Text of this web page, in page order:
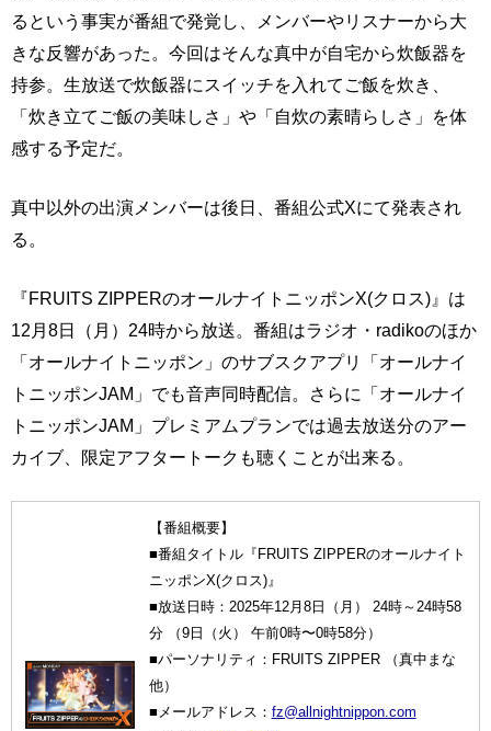
るという事実が番組で発覚し、メンバーやリスナーから大
きな反響があった。今回はそんな真中が自宅から炊飯器を
持参。生放送で炊飯器にスイッチを入れてご飯を炊き、
「炊き立てご飯の美味しさ」や「自炊の素晴らしさ」を体
感する予定だ。
真中以外の出演メンバーは後日、番組公式Xにて発表され
る。
『FRUITS ZIPPERのオールナイトニッポンX(クロス)』は
12月8日（月）24時から放送。番組はラジオ・radikoのほか
「オールナイトニッポン」のサブスクアプリ「オールナイ
トニッポンJAM」でも音声同時配信。さらに「オールナイ
トニッポンJAM」プレミアムプランでは過去放送分のアー
カイブ、限定アフタートークも聴くことが出来る。
【番組概要】
■番組タイトル『FRUITS ZIPPERのオールナイト
ニッポンX(クロス)』
■放送日時：2025年12月8日（月） 24時～24時58
分 （9日（火） 午前0時〜0時58分）
■パーソナリティ：FRUITS ZIPPER （真中まな
他）
■メールアドレス： fz@allnightnippon.com